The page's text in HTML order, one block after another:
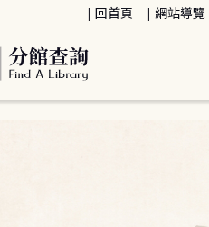
回首頁 網站導覽